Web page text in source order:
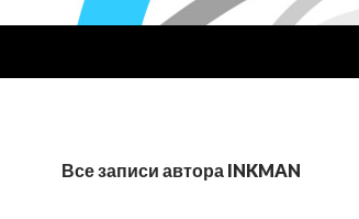
Все записи автора INKMAN